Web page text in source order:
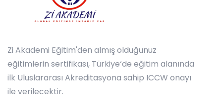
Zi Akademi Eğitim'den almış olduğunuz
eğitimlerin sertifikası, Türkiye‘de eğitim alanında
ilk Uluslararası Akreditasyona sahip ICCW onayı
ile verilecektir.